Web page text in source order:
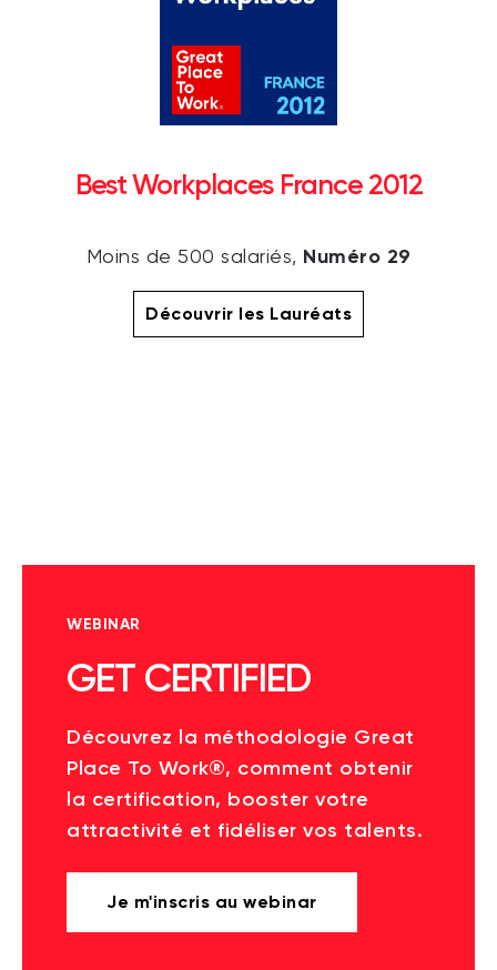
Best Workplaces France 2012
Moins de 500 salariés, Numéro 29
Découvrir les Lauréats
WEBINAR
GET CERTIFIED
Découvrez la méthodologie Great
Place To Work®, comment obtenir
la certification, booster votre
attractivité et fidéliser vos talents.
Je m'inscris au webinar